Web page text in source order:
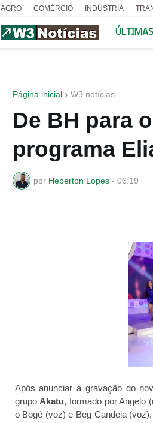
AGRO COMÉRCIO INDÚSTRIA
ÚLTIMAS
Página inicial W3 notícias
De BH para
programa
por Heberton Lopes - 06:19
Após anunciar a gravação do
grupo Akatu, formado por Angelo
o Bogé (voz) e Beg Candeia